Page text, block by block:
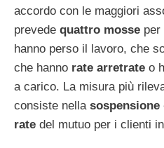
accordo con le maggiori
prevede quattro mosse
hanno perso il lavoro, che
che hanno rate arretrate o
a carico. La misura più
consiste nella sospensione
rate del mutuo per i clienti